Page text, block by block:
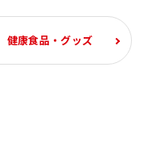
健康食品・グッズ